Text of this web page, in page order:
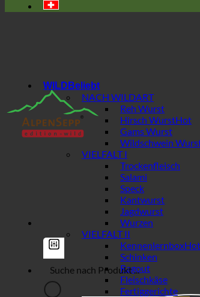
WILD
NACH WILDART
Reh Wurst
Hirsch Wurst
Gams Wurst
Wildschwein
VIELFALT I
Trockenfleisch
Salami
Speck
Kantwurst
Jagdwurst
Wurzen
VIELFALT II
Kennenlernbox
Schinken
Ragout
Fleischkäse
Fertiggerichte